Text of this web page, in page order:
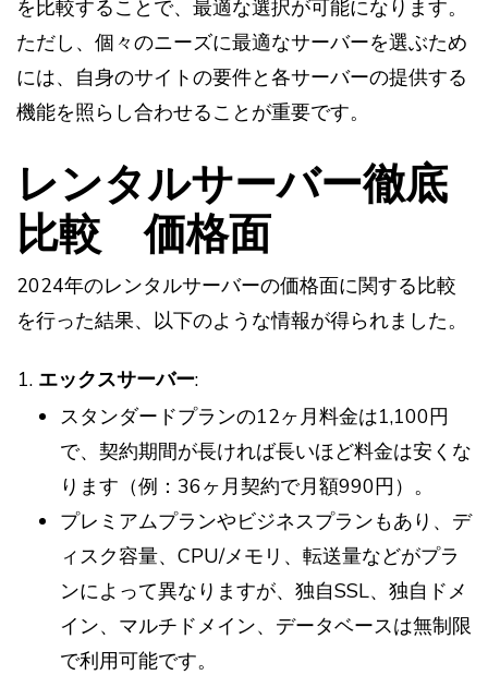
を比較することで、最適な選択が可能になります。
ただし、個々のニーズに最適なサーバーを選ぶため
には、自身のサイトの要件と各サーバーの提供する
機能を照らし合わせることが重要です​​​​​​​​​​。
レンタルサーバー徹底
比較 価格面
2024年のレンタルサーバーの価格面に関する比較
を行った結果、以下のような情報が得られました。
エックスサーバー:
スタンダードプランの12ヶ月料金は1,100円
で、契約期間が長ければ長いほど料金は安くな
ります（例：36ヶ月契約で月額990円）。
プレミアムプランやビジネスプランもあり、デ
ィスク容量、CPU/メモリ、転送量などがプラ
ンによって異なりますが、独自SSL、独自ドメ
イン、マルチドメイン、データベースは無制限
で利用可能です。